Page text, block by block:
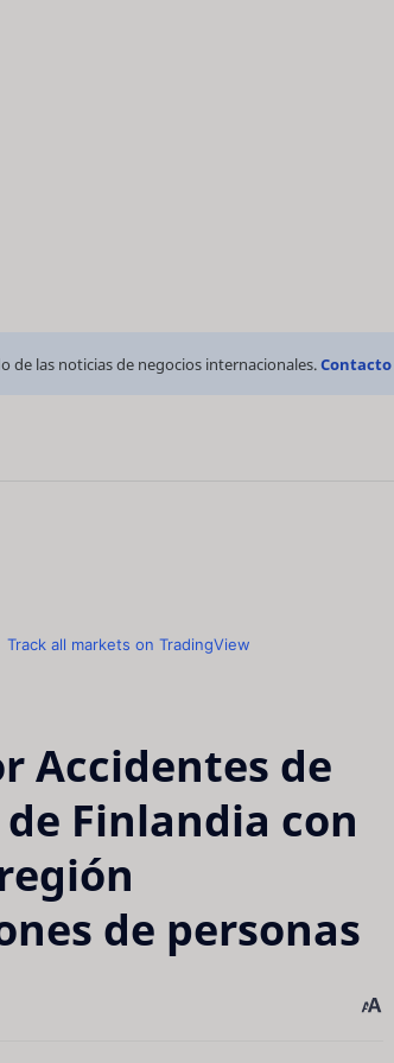
de las noticias de negocios internacionales.Contacto
Track all markets on TradingView
Accidentes de
Finlandia con
de personas